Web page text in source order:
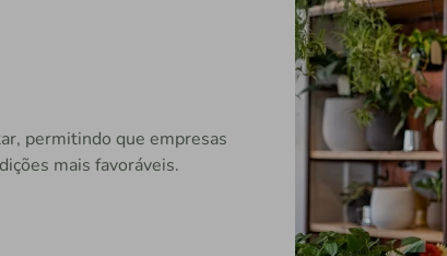
permitindo que empresas
mais favoráveis.